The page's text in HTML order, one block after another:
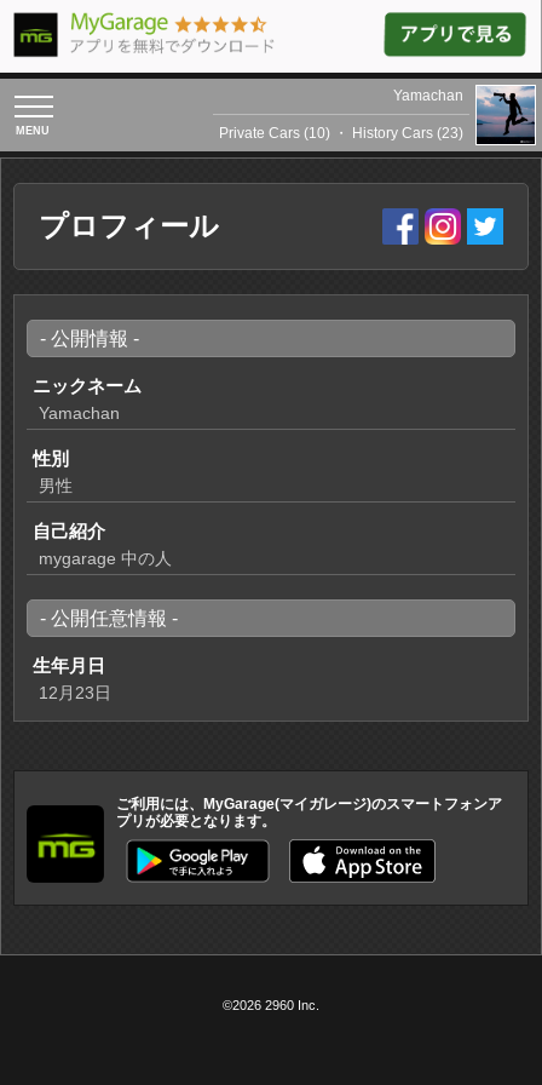
toggle
navigation
Yamachan
Private Cars (10) ・ History Cars (23)
プロフィール
- 公開情報 -
ニックネーム
Yamachan
性別
男性
自己紹介
mygarage 中の人
- 公開任意情報 -
生年月日
12月23日
ご利用には、MyGarage(マイガレージ)のスマートフォンア
プリが必要となります。
©2026 2960 Inc.